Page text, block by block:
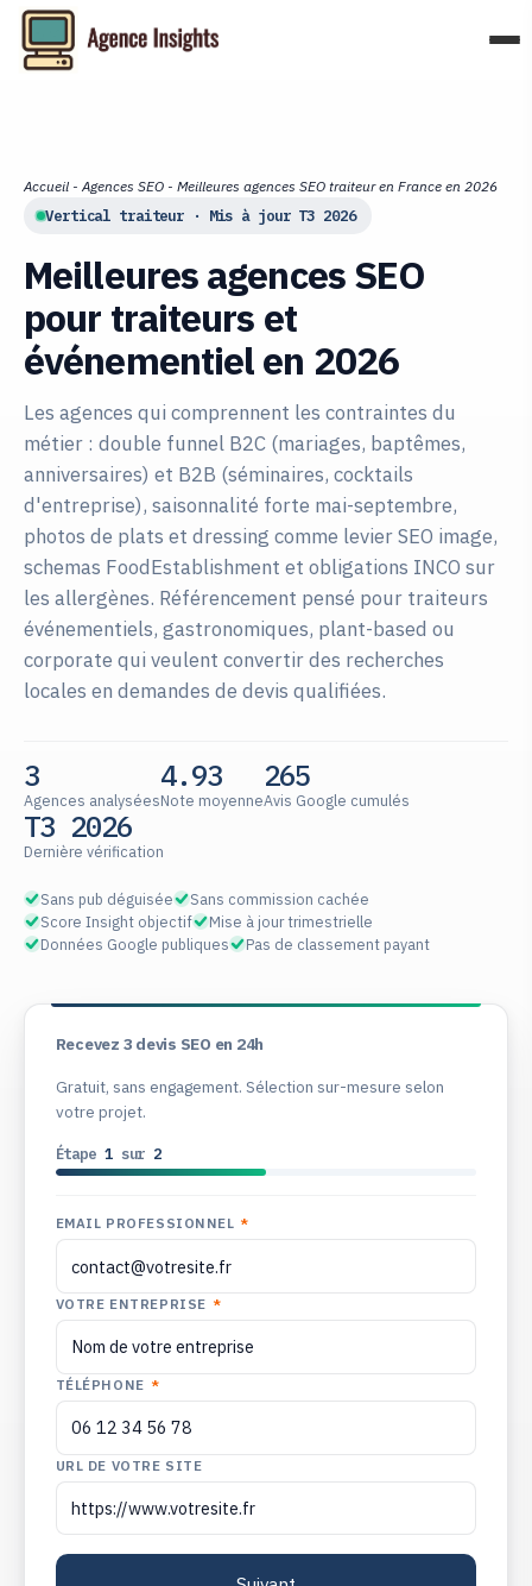
Aller
au
contenu
Accueil - Agences SEO - Meilleures agences SEO traiteur en France en 2026
Vertical traiteur · Mis à jour T3 2026
Meilleures agences SEO
pour traiteurs et
événementiel en 2026
Les agences qui comprennent les contraintes du
métier : double funnel B2C (mariages, baptêmes,
anniversaires) et B2B (séminaires, cocktails
d'entreprise), saisonnalité forte mai-septembre,
photos de plats et dressing comme levier SEO image,
schemas FoodEstablishment et obligations INCO sur
les allergènes. Référencement pensé pour traiteurs
événementiels, gastronomiques, plant-based ou
corporate qui veulent convertir des recherches
locales en demandes de devis qualifiées.
3
Agences analysées
4.93
Note moyenne
265
Avis Google cumulés
T3 2026
Dernière vérification
Sans pub déguisée
Sans commission cachée
Score Insight objectif
Mise à jour trimestrielle
Données Google publiques
Pas de classement payant
Recevez 3 devis SEO en 24h
Gratuit, sans engagement. Sélection sur-mesure selon
votre projet.
Étape 1sur 2
EMAIL PROFESSIONNEL *
VOTRE ENTREPRISE *
TÉLÉPHONE *
URL DE VOTRE SITE